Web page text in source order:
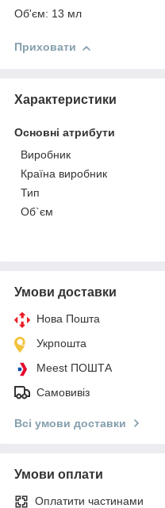
Об'єм: 13 мл
Приховати
Характеристики
Основні атрибути
Виробник
Країна виробник
Тип
Об`єм
Умови доставки
Нова Пошта
Укрпошта
Meest ПОШТА
Самовивіз
Всі умови доставки
Умови оплати
Оплатити частинами